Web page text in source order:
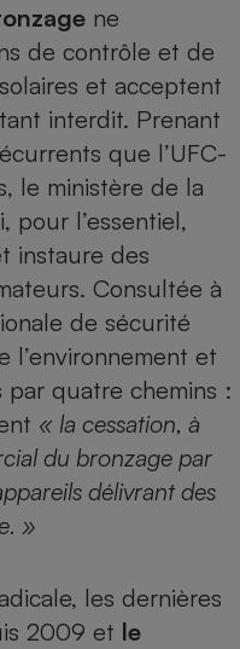
ne
de contrôle et de
et acceptent
interdit. Prenant
que l’UFC-
, le ministère de la
pour l’essentiel,
instaure des
Consultée à
de sécurité
l’environnement et
par quatre chemins :
« la cessation, à
du bronzage par
délivrant des
»
les dernières
2009 et le
Complément
alimentaire
bouteille
Mutuelle
Assurance emprunteur
Banque
Comparateur auto
cafetière
Comparatif robot cuiseur
centrale
électroménager
électroménager -
Image et son
Informatique
Internet
- Jardinage
Produit d'entretien
Sécurité domestique
Matelas
Mutuelle
Retraite
le débit de votre